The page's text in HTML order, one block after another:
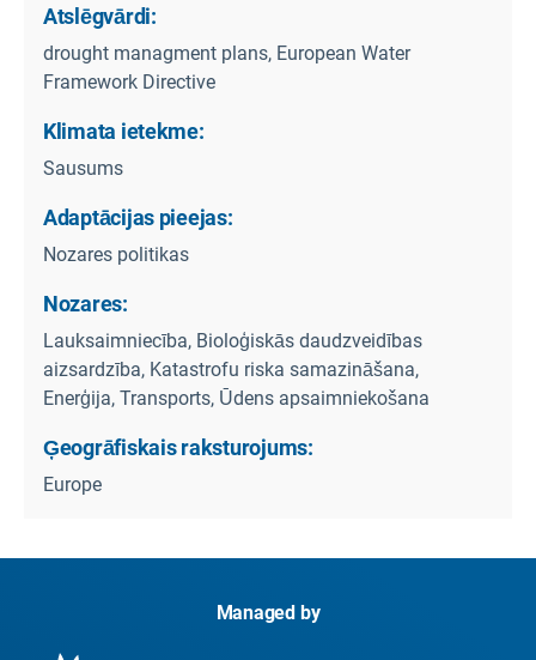
Atslēgvārdi:
drought managment plans, European Water
Framework Directive
Klimata ietekme:
Sausums
Adaptācijas pieejas:
Nozares politikas
Nozares:
Lauksaimniecība, Bioloģiskās daudzveidības
aizsardzība, Katastrofu riska samazināšana,
Enerģija, Transports, Ūdens apsaimniekošana
Ģeogrāfiskais raksturojums:
Europe
Managed by